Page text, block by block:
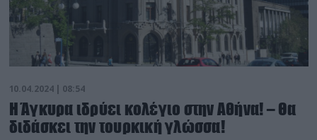
10.04.2024 | 08:54
Η Άγκυρα ιδρύει κολέγιο στην Αθήνα! – Θα
διδάσκει την τουρκική γλώσσα!